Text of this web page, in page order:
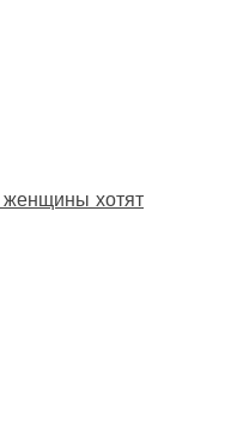
женщины хотят